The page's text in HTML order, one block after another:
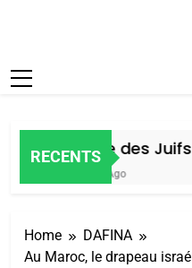
RECENTS
Histoire des Juifs
Home
DAFINA
Au Maroc, le drapeau